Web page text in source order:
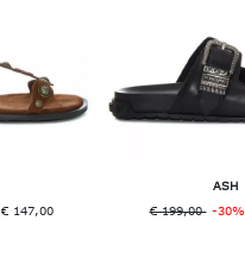
€ 147,00
ASH
€ 199,00-30%